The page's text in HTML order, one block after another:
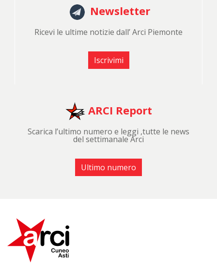
Newsletter
Ricevi le ultime notizie dall’ Arci Piemonte
Iscrivimi
ARCI Report
Scarica l’ultimo numero e leggi ,tutte le news
del settimanale Arci
Ultimo numero